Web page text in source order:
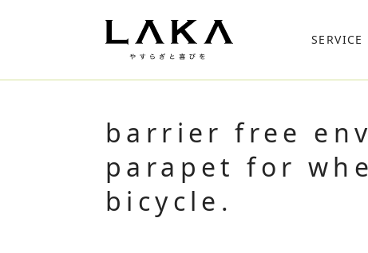
SERVICE
barrier free
parapet for
bicycle.